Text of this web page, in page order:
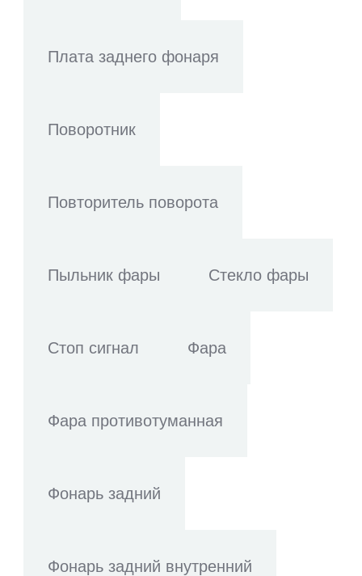
Плата заднего фонаря
Поворотник
Повторитель поворота
Пыльник фары Стекло фары
Стоп сигнал Фара
Фара противотуманная
Фонарь задний
Фонарь задний внутренний